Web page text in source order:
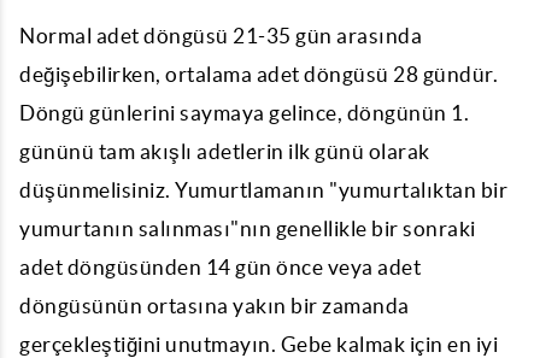
Normal adet döngüsü 21-35 gün arasında
değişebilirken, ortalama adet döngüsü 28 gündür.
Döngü günlerini saymaya gelince, döngünün 1.
gününü tam akışlı adetlerin ilk günü olarak
düşünmelisiniz. Yumurtlamanın "yumurtalıktan bir
yumurtanın salınması"nın genellikle bir sonraki
adet döngüsünden 14 gün önce veya adet
döngüsünün ortasına yakın bir zamanda
gerçekleştiğini unutmayın. Gebe kalmak için en iyi